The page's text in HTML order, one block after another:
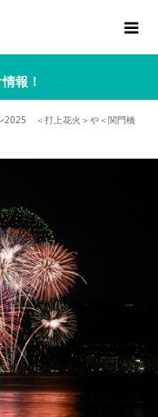
報！
2025 ＜打上花火＞や＜関門橋